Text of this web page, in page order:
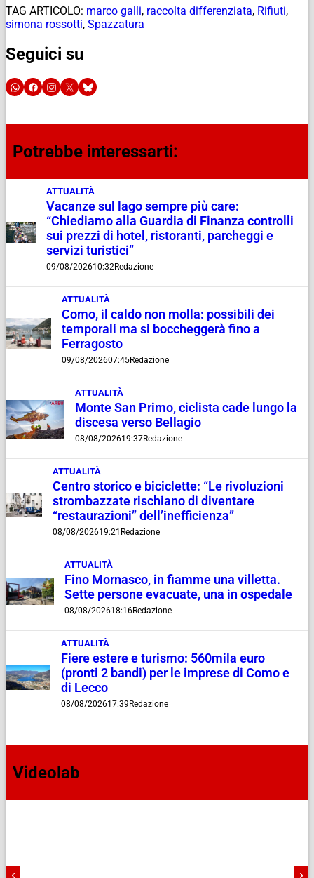
TAG ARTICOLO: marco galli, raccolta differenziata, Rifiuti,
simona rossotti, Spazzatura
Seguici su
Potrebbe interessarti:
ATTUALITÀ
Vacanze sul lago sempre più care:
“Chiediamo alla Guardia di Finanza controlli
sui prezzi di hotel, ristoranti, parcheggi e
servizi turistici”
09/08/202610:32Redazione
ATTUALITÀ
Como, il caldo non molla: possibili dei
temporali ma si boccheggerà fino a
Ferragosto
09/08/202607:45Redazione
ATTUALITÀ
Monte San Primo, ciclista cade lungo la
discesa verso Bellagio
08/08/202619:37Redazione
ATTUALITÀ
Centro storico e biciclette: “Le rivoluzioni
strombazzate rischiano di diventare
“restaurazioni” dell’inefficienza”
08/08/202619:21 Redazione
ATTUALITÀ
Fino Mornasco, in fiamme una villetta.
Sette persone evacuate, una in ospedale
08/08/202618:16Redazione
ATTUALITÀ
Fiere estere e turismo: 560mila euro
(pronti 2 bandi) per le imprese di Como e
di Lecco
08/08/202617:39 Redazione
Videolab
‹ ›